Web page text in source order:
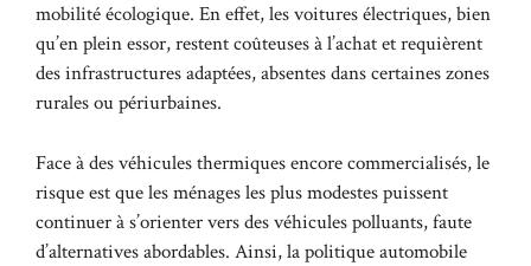
mobilité écologique. En effet, les voitures électriques, bien
qu’en plein essor, restent coûteuses à l’achat et requièrent
des infrastructures adaptées, absentes dans certaines zones
rurales ou périurbaines.
Face à des véhicules thermiques encore commercialisés, le
risque est que les ménages les plus modestes puissent
continuer à s’orienter vers des véhicules polluants, faute
d’alternatives abordables. Ainsi, la politique automobile